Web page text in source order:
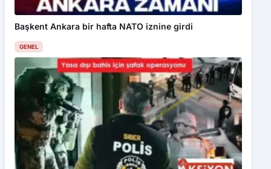
Başkent Ankara bir hafta NATO iznine girdi
GENEL